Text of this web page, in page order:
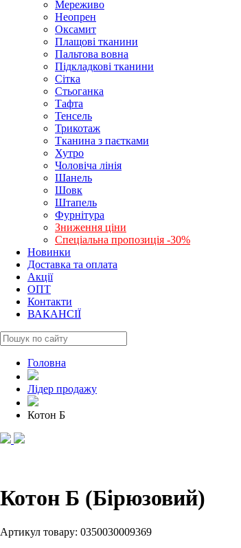
Мереживо
Неопрен
Оксамит
Плащові тканини
Пальтова вовна
Підкладкові тканини
Сітка
Стьоганка
Тафта
Тенсель
Трикотаж
Тканина з паєтками
Хутро
Чоловіча лінія
Шанель
Шовк
Штапель
Фурнітура
Зниження ціни
Спеціальна пропозиція -30%
Новинки
Доставка та оплата
Акції
ОПТ
Контакти
ВАКАНСІЇ
Головна
Лідер продажу
Котон Б
Котон Б (Бірюзовий)
Артикул товару: 0350030009369